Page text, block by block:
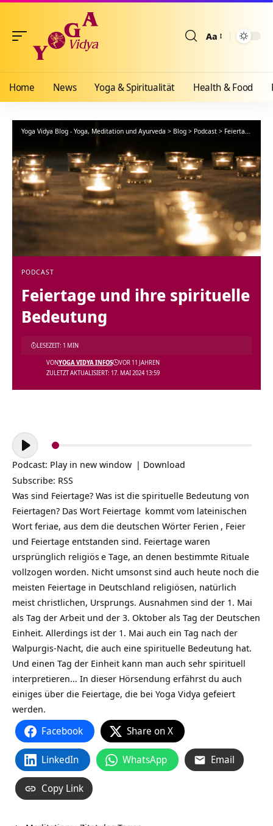
Aa
Home News Yoga & Spiritualität Health & Food
Yoga Vidya Blog - Yoga, Meditation und Ayurveda > Blog > Podcast > Feiertage und ihre spirituelle Bedeutung
PODCAST
Feiertage und ihre spirituelle
Bedeutung
ZULETZT AKTUALISIERT: 17. MAI 2024 13:59
VONYOGA VIDYA INFOS VOR 11 JAHREN
LESEZEIT: 1 MIN
Audio-
Player
Podcast: Play in new window | Download
Subscribe: RSS
Was sind Feiertage? Was ist die spirituelle Bedeutung von
Feiertagen? Das Wort Feiertage kommt vom lateinischen
Wort feriae, aus dem die deutschen Wörter Ferien , Feier
und Feiertage entstanden sind. Feiertage waren
ursprünglich religiöse Tage, an denen bestimmte Rituale
vollzogen worden. Nicht umsonst sind auch heute noch die
meisten Feiertage in Deutschland religiösen, natürlich
meist christlichen, Ursprungs. Ausnahmen sind der 1. Mai
als Tag der Arbeit und der 3. Oktober als Tag der Deutschen
Einheit. Allerdings ist der 1. Mai auch ein Tag nach der
Walpurgis-Nacht, die auch eine spirituelle Bedeutung hat.
Und einen Tag der Einheit kann man auch sehr spirituell
interpretieren… In dieser Hörsendung erfährst du auch
einiges über die Feiertage, die bei Yoga Vidya gefeiert
werden.
Facebook Share on X
LinkedIn WhatsApp Email
Copy Link